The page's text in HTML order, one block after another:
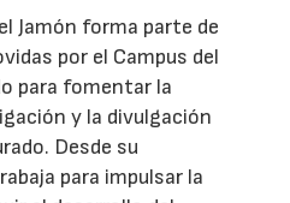
Jamón forma parte de
por el Campus del
para fomentar la
y la divulgación
Desde su
para impulsar la